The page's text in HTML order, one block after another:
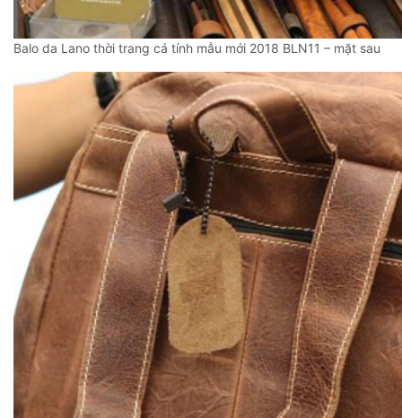
Balo da Lano thời trang cá tính mẫu mới 2018 BLN11 – mặt sau